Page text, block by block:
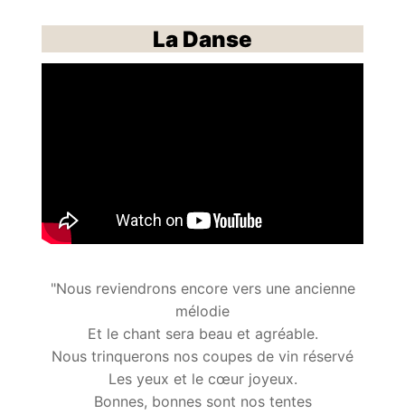
La Danse
"Nous reviendrons encore vers une ancienne
mélodie
Et le chant sera beau et agréable.
Nous trinquerons nos coupes de vin réservé
Les yeux et le cœur joyeux.
Bonnes, bonnes sont nos tentes